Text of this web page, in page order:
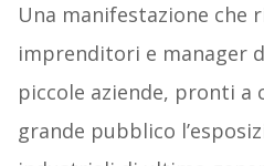
Una manifestazione che
imprenditori e manager
piccole aziende, pronti a
grande pubblico